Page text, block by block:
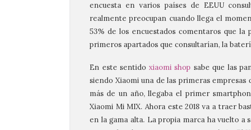
encuesta en varios países de EEUU
realmente preocupan cuando llega el
53% de los encuestados comentaros que
primeros apartados que consultarían, la
En este sentido xiaomi shop sabe que las
siendo Xiaomi una de las primeras
más de un año, llegaba el primer
Xiaomi Mi MIX. Ahora este 2018 va a traer
en la gama alta. La propia marca ha vuelto